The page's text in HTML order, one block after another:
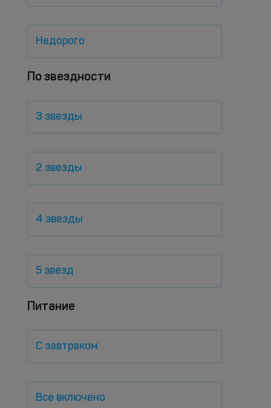
Недорого
По звездности
3 звезды
2 звезды
4 звезды
5 звезд
Питание
С завтраком
Все включено